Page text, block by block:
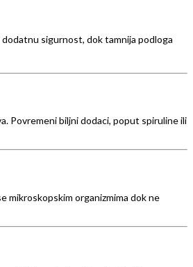
sigurnost, dok tamnija podloga
Povremeni biljni dodaci, poput spiruline ili
mikroskopskim organizmima dok ne